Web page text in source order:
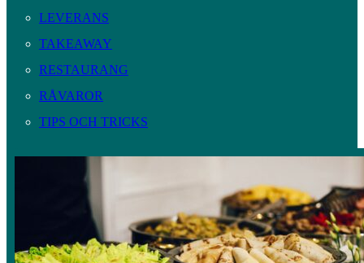
LEVERANS
TAKEAWAY
RESTAURANG
RÅVAROR
TIPS OCH TRICKS